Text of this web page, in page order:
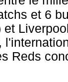
et 6
Reds